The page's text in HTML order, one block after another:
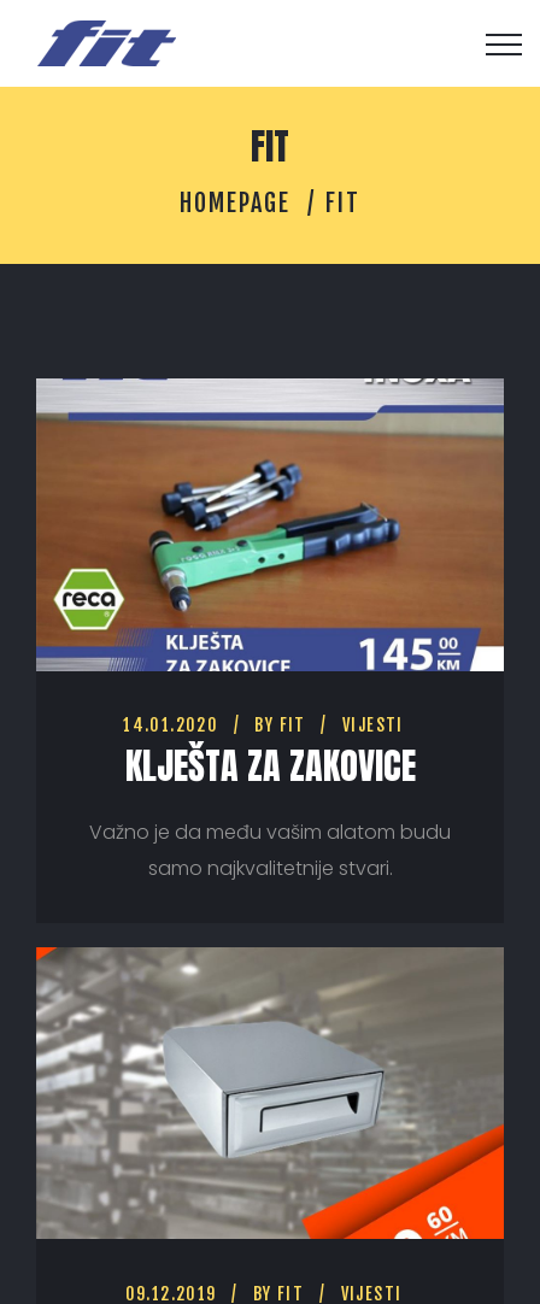
FIT
HOMEPAGE FIT
14.01.2020 BY FIT VIJESTI
KLJEŠTA ZA ZAKOVICE
Važno je da među vašim alatom budu
samo najkvalitetnije stvari.
09.12.2019 BY FIT VIJESTI